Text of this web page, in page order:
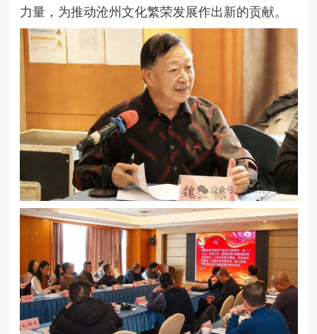
力量，为推动沧州文化繁荣发展作出新的贡献。